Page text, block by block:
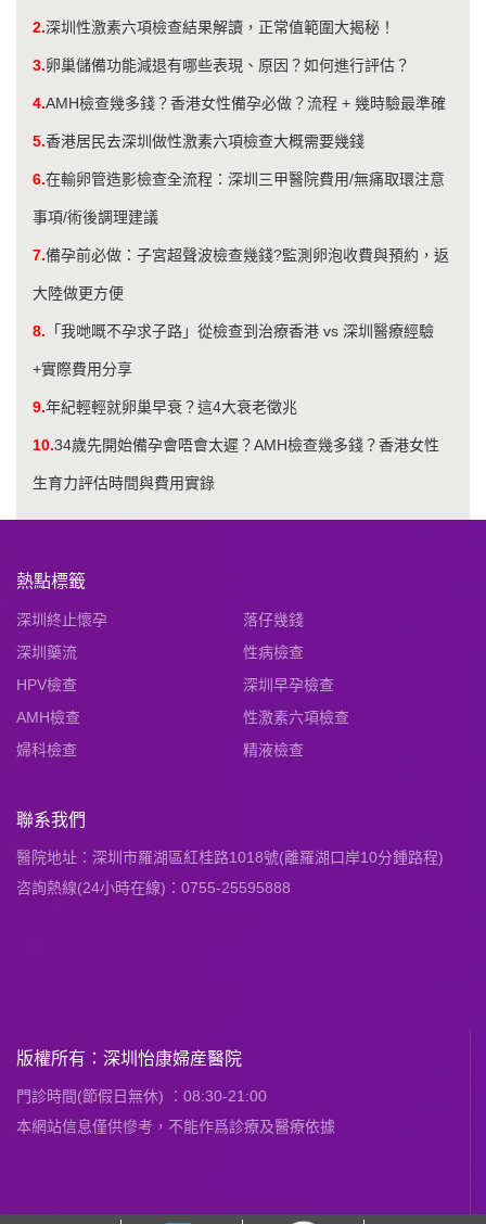
2.深圳性激素六項檢查結果解讀，正常值範圍大揭秘！
3.卵巢儲備功能減退有哪些表現、原因？如何進行評估？
4.AMH檢查幾多錢？香港女性備孕必做？流程 + 幾時驗最準確
5.香港居民去深圳做性激素六項檢查大概需要幾錢
6.在輸卵管造影檢查全流程：深圳三甲醫院費用/無痛取環注意
事項/術後調理建議
7.備孕前必做：子宮超聲波檢查幾錢?監測卵泡收費與預約，返
大陸做更方便
8. 「我哋嘅不孕求子路」從檢查到治療香港 vs 深圳醫療經驗
+實際費用分享
9.年紀輕輕就卵巢早衰？這4大衰老徵兆
10.34歲先開始備孕會唔會太遲？AMH檢查幾多錢？香港女性
生育力評估時間與費用實錄
熱點標籤
深圳終止懷孕
落仔幾錢
深圳藥流
性病檢查
HPV檢查
深圳早孕檢查
AMH檢查
性激素六項檢查
婦科檢查
精液檢查
聯系我們
醫院地址：深圳市羅湖區紅桂路1018號(離羅湖口岸10分鍾路程)
咨詢熱線(24小時在線)：0755-25595888
版權所有：深圳怡康婦産醫院
門診時間(節假日無休) ：08:30-21:00
本網站信息僅供慘考，不能作爲診療及醫療依據